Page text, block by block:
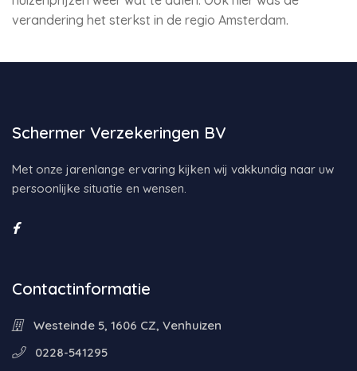
verandering het sterkst in de regio Amsterdam.
Schermer Verzekeringen BV
Met onze jarenlange ervaring kijken wij vakkundig naar uw
persoonlijke situatie en wensen.
Contactinformatie
Westeinde 5, 1606 CZ, Venhuizen
0228-541295